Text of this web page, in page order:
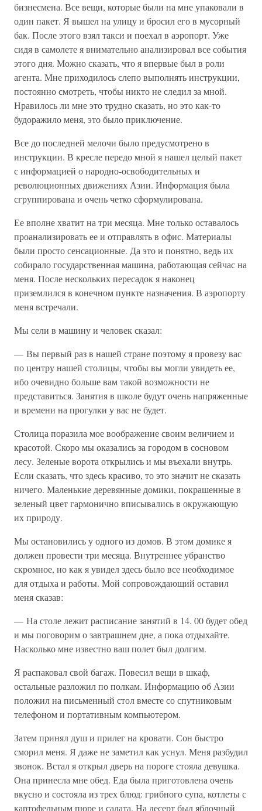
бизнесмена. Все вещи, которые были на мне упаковали в
один пакет. Я вышел на улицу и бросил его в мусорный
бак. После этого взял такси и поехал в аэропорт. Уже
сидя в самолете я внимательно анализировал все события
этого дня. Можно сказать, что я впервые был в роли
агента. Мне приходилось слепо выполнять инструкции,
постоянно смотреть, чтобы никто не следил за мной.
Нравилось ли мне это трудно сказать, но это как-то
будоражило меня, это было приключение.
Все до последней мелочи было предусмотрено в
инструкции. В кресле передо мной я нашел целый пакет
с информацией о народно-освободительных и
революционных движениях Азии. Информация была
сгруппирована и очень четко сформулирована.
Ее вполне хватит на три месяца. Мне только оставалось
проанализировать ее и отправлять в офис. Материалы
были просто сенсационные. Да это и понятно, ведь их
собирало государственная машина, работающая сейчас на
меня. После нескольких пересадок я наконец
приземлился в конечном пункте назначения. В аэропорту
меня встречали.
Мы сели в машину и человек сказал:
— Вы первый раз в нашей стране поэтому я провезу вас
по центру нашей столицы, чтобы вы могли увидеть ее,
ибо очевидно больше вам такой возможности не
представиться. Занятия в школе будут очень напряженные
и времени на прогулки у вас не будет.
Столица поразила мое воображение своим величием и
красотой. Скоро мы оказались за городом в сосновом
лесу. Зеленые ворота открылись и мы въехали внутрь.
Если сказать, что здесь красиво, то это значит не сказать
ничего. Маленькие деревянные домики, покрашенные в
зеленый цвет гармонично вписывались в окружающую
их природу.
Мы остановились у одного из домов. В этом домике я
должен провести три месяца. Внутреннее убранство
скромное, но как я увидел здесь было все необходимое
для отдыха и работы. Мой сопровождающий оставил
меня сказав:
— На столе лежит расписание занятий в 14. 00 будет обед
и мы поговорим о завтрашнем дне, а пока отдыхайте.
Насколько мне известно ваш полет был долгим.
Я распаковал свой багаж. Повесил вещи в шкаф,
остальные разложил по полкам. Информацию об Азии
положил на письменный стол вместе со спутниковым
телефоном и портативным компьютером.
Затем принял душ и прилег на кровати. Сон быстро
сморил меня. Я даже не заметил как уснул. Меня разбудил
звонок. Встал я открыл дверь на пороге стояла девушка.
Она принесла мне обед. Еда была приготовлена очень
вкусно и состояла из трех блюд: грибного супа, котлеты с
картофельным пюре и салата. На десерт был яблочный